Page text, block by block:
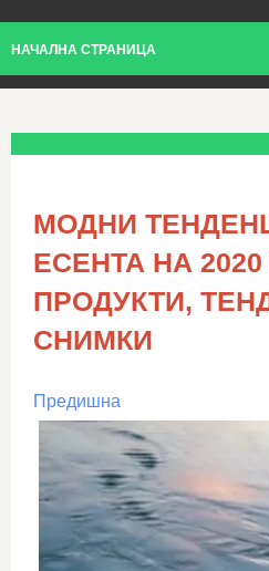
НАЧАЛНА СТРАНИЦА
МОДНИ
ЕСЕНТА НА
ПРОДУКТИ,
СНИМКИ
Предишна